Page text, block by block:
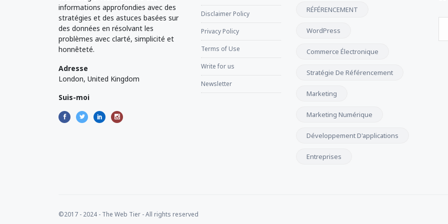
informations approfondies avec des
stratégies et des astuces basées sur
des données en résolvant les
problèmes avec clarté, simplicité et
honnêteté.
Adresse
London, United Kingdom
Suis-moi
Disclaimer Policy
Privacy Policy
Terms of Use
Write for us
Newsletter
RÉFÉRENCEMENT
WordPress
Commerce Électronique
Stratégie De Référencement
Marketing
Marketing Numérique
Développement D'applications
Entreprises
©2017 - 2024 - The Web Tier - All rights reserved